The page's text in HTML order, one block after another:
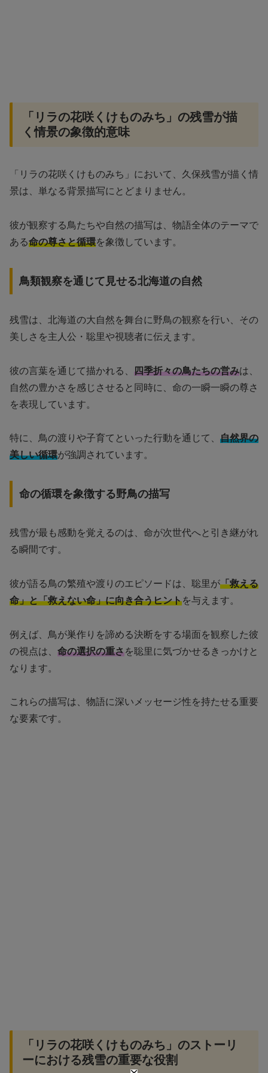
「リラの花咲くけものみち」の残雪が描
く情景の象徴的意味
「リラの花咲くけものみち」において、久保残雪が描く情
景は、単なる背景描写にとどまりません。
彼が観察する鳥たちや自然の描写は、物語全体のテーマで
ある命の尊さと循環を象徴しています。
鳥類観察を通じて見せる北海道の自然
残雪は、北海道の大自然を舞台に野鳥の観察を行い、その
美しさを主人公・聡里や視聴者に伝えます。
彼の言葉を通じて描かれる、 四季折々の鳥たちの営みは、
自然の豊かさを感じさせると同時に、命の一瞬一瞬の尊さ
を表現しています。
特に、鳥の渡りや子育てといった行動を通じて、 自然界の
美しい循環が強調されています。
命の循環を象徴する野鳥の描写
残雪が最も感動を覚えるのは、命が次世代へと引き継がれ
る瞬間です。
彼が語る鳥の繁殖や渡りのエピソードは、聡里が「救える
命」と「救えない命」に向き合うヒントを与えます。
例えば、鳥が巣作りを諦める決断をする場面を観察した彼
の視点は、 命の選択の重さを聡里に気づかせるきっかけと
なります。
これらの描写は、物語に深いメッセージ性を持たせる重要
な要素です。
「リラの花咲くけものみち」のストーリ
ーにおける残雪の重要な役割